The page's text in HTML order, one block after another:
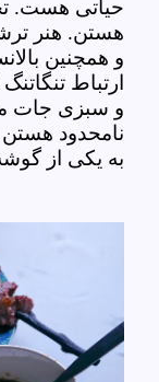
حیاتی هست.
هستن. هنر
و همچنین
ارتباط
و سبزی جات
نامحدود
به یکی از